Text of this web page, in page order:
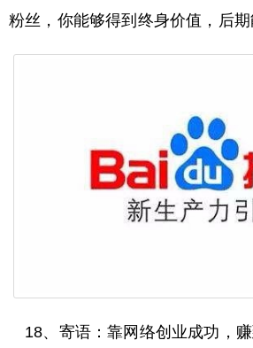
粉丝，你能够得到终身价值，后期
18、寄语：靠网络创业成功，